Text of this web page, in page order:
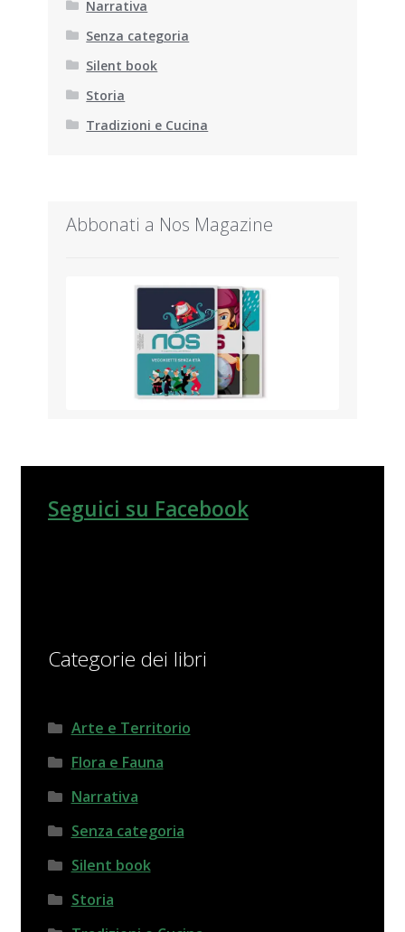
Narrativa
Senza categoria
Silent book
Storia
Tradizioni e Cucina
Abbonati a Nos Magazine
Seguici su Facebook
Categorie dei libri
Arte e Territorio
Flora e Fauna
Narrativa
Senza categoria
Silent book
Storia